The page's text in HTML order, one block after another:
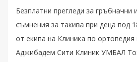
Безплатни прегледи за гръбначни
съмнения за такива при деца под
от екипа на Клиника по
Аджибадем Сити Клиник УМБАЛ